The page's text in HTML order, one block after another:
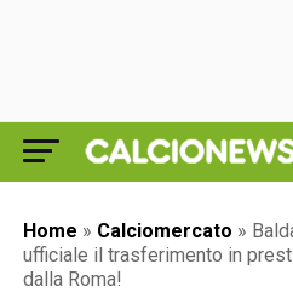
Home » Calciomercato »
ufficiale il trasferimento in
dalla Roma!